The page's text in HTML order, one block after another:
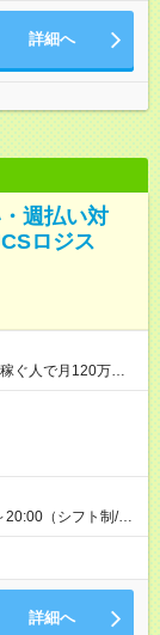
詳細へ
週払い対
ロジス
ぐ人で月120万ほ
個配達×25日勤務
20:00（シフト制/実
有り） ※配達状況に
り多少の前後あり
詳細へ